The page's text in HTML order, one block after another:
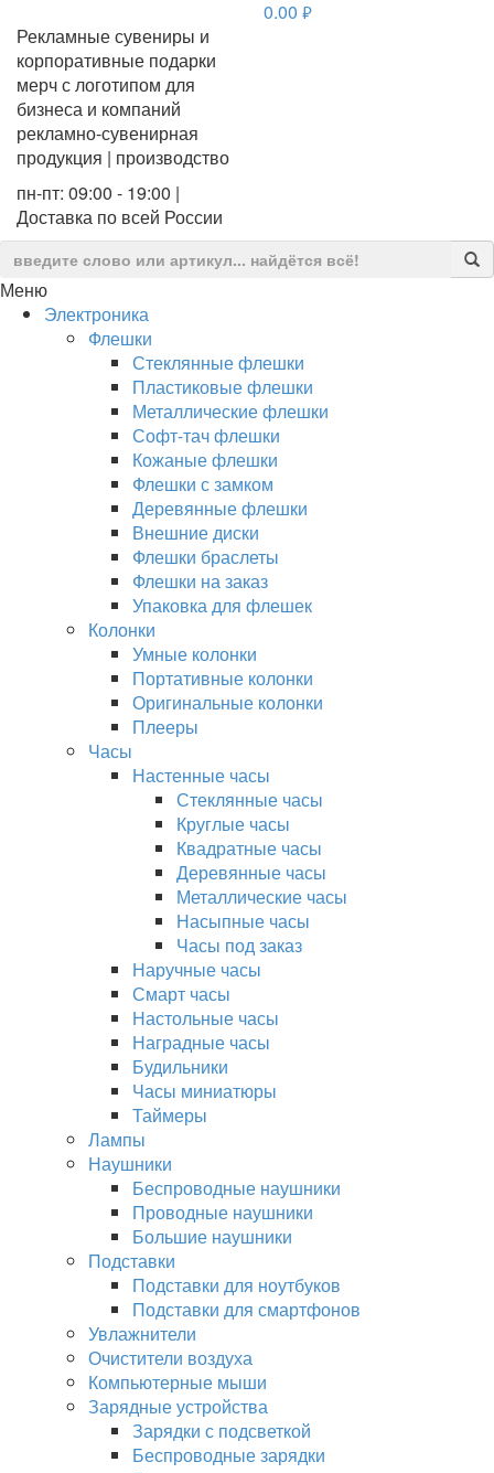
Рекламные сувениры и
корпоративные подарки
мерч с логотипом для
бизнеса и компаний
рекламно-сувенирная
продукция | производство
пн-пт: 09:00 - 19:00 |
Доставка по всей России
0.00 руб.
Меню
Электроника
Флешки
Стеклянные флешки
Пластиковые флешки
Металлические флешки
Софт-тач флешки
Кожаные флешки
Флешки с замком
Деревянные флешки
Внешние диски
Флешки браслеты
Флешки на заказ
Упаковка для флешек
Колонки
Умные колонки
Портативные колонки
Оригинальные колонки
Плееры
Часы
Настенные часы
Стеклянные часы
Круглые часы
Квадратные часы
Деревянные часы
Металлические часы
Насыпные часы
Часы под заказ
Наручные часы
Смарт часы
Настольные часы
Наградные часы
Будильники
Часы миниатюры
Таймеры
Лампы
Наушники
Беспроводные наушники
Проводные наушники
Большие наушники
Подставки
Подставки для ноутбуков
Подставки для смартфонов
Увлажнители
Очистители воздуха
Компьютерные мыши
Зарядные устройства
Зарядки с подсветкой
Беспроводные зарядки